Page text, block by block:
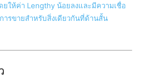
ยให้ค่า Lengthy น้อยลงและมีความเชื่อ
ารขายสำหรับสิ่งเดียวกันที่ด้านสั้น